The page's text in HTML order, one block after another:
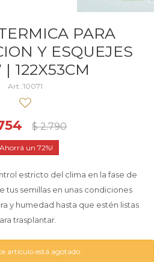
PARA
Y ESQUEJES
| 122X53CM
10071
$ 2.790
72
estricto del clima en la fase de
tus semillas en unas condiciones
y humedad hasta que estén listas
trasplantar.
artículo está agotado.